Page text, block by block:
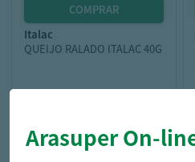
italac
QUEIJO RALADO ITALAC 40G
R$ 4,79
Arasuper On-